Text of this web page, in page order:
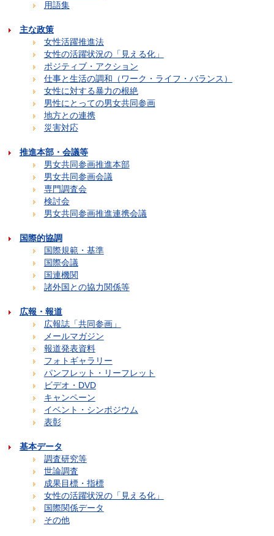
用語集
主な政策
女性活躍推進法
女性の活躍状況の「見える化」
ポジティブ・アクション
仕事と生活の調和（ワーク・ライフ・バランス）
女性に対する暴力の根絶
男性にとっての男女共同参画
地方との連携
災害対応
推進本部・会議等
男女共同参画推進本部
男女共同参画会議
専門調査会
検討会
男女共同参画推進連携会議
国際的協調
国際規範・基準
国際会議
国連機関
諸外国との協力関係等
広報・報道
広報誌「共同参画」
メールマガジン
報道発表資料
フォトギャラリー
パンフレット・リーフレット
ビデオ・DVD
キャンペーン
イベント・シンポジウム
表彰
基本データ
調査研究等
世論調査
成果目標・指標
女性の活躍状況の「見える化」
国際関係データ
その他